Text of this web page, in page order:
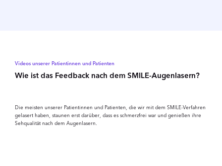
Videos unserer Patientinnen und Patienten
Wie ist das Feedback nach dem SMILE-Augenlasern?
Die meisten unserer Patientinnen und Patienten, die wir mit dem SMILE-Verfahren
gelasert haben, staunen erst darüber, dass es schmerzfrei war und genießen ihre
Sehqualität nach dem Augenlasern.